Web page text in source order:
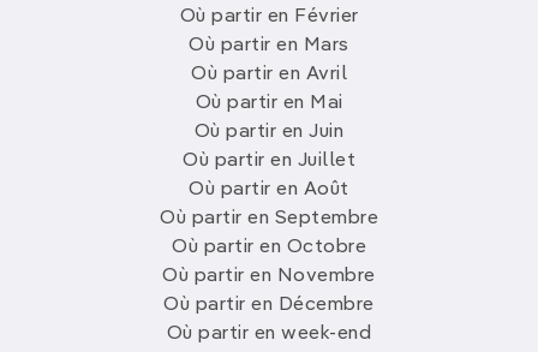
Où partir en Février
Où partir en Mars
Où partir en Avril
Où partir en Mai
Où partir en Juin
Où partir en Juillet
Où partir en Août
Où partir en Septembre
Où partir en Octobre
Où partir en Novembre
Où partir en Décembre
Où partir en week-end